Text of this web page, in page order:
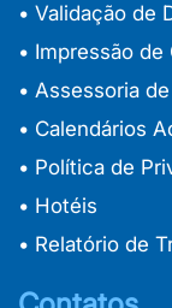
• Validação de
• Impressão
• Assessoria
• Calendários
• Política de
• Hotéis
• Relatório de